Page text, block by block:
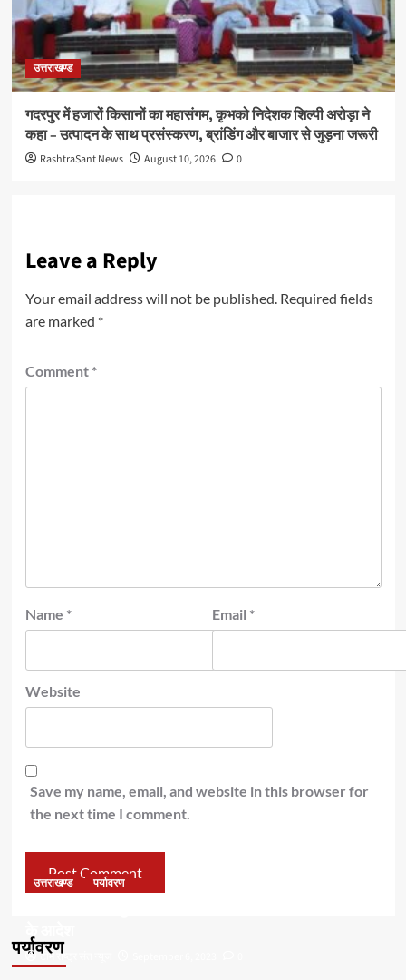
उत्तराखण्ड
गदरपुर में हजारों किसानों का महासंगम, कृभको निदेशक शिल्पी अरोड़ा ने
कहा – उत्पादन के साथ प्रसंस्करण, ब्रांडिंग और बाजार से जुड़ना जरूरी
RashtraSant News August 10, 2026 0
Leave a Reply
Your email address will not be published. Required fields
are marked *
Comment *
Name * Email *
Website
Save my name, email, and website in this browser for
the next time I comment.
पर्यावरण
उत्तराखण्ड पर्यावरण
के आदेश
टीम राष्ट्र संत न्यूज